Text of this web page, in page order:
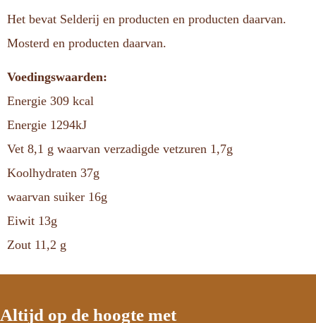
Het bevat Selderij en producten en producten daarvan.
Mosterd en producten daarvan.
Voedingswaarden:
Energie 309 kcal
Energie 1294kJ
Vet 8,1 g waarvan verzadigde vetzuren 1,7g
Koolhydraten 37g
waarvan suiker 16g
Eiwit 13g
Zout 11,2 g
Altijd op de hoogte met